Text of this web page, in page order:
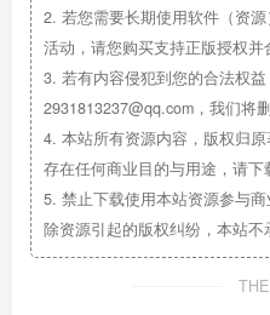
2. 若您需要长期使用软件（资
活动，请您购买支持正版授权并
3. 若有内容侵犯到您的合法权
2931813237@qq.com，我们将
4. 本站所有资源内容，版权归
存在任何商业目的与用途，请下
5. 禁止下载使用本站资源参与
除资源引起的版权纠纷，本站不